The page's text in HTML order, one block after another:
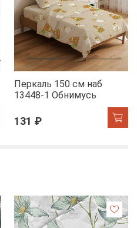
Перкаль 150 см наб
13448-1 Обнимусь
131 ₽